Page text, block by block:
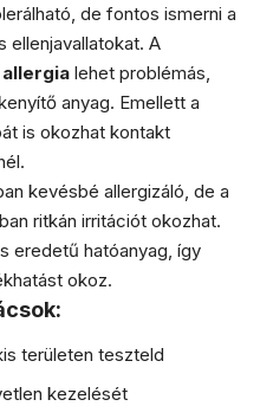
de fontos ismerni a
ellenjavallatokat. A
lehet problémás,
anyag. Emellett a
is okozhat kontakt
kevésbé allergizáló, de a
ritkán irritációt okozhat.
eredetű hatóanyag, így
okoz.
területen teszteld
kezelését